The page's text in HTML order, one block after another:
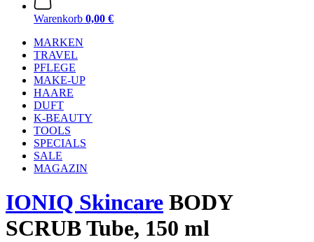
Warenkorb 0,00 €
MARKEN
TRAVEL
PFLEGE
MAKE-UP
HAARE
DUFT
K-BEAUTY
TOOLS
SPECIALS
SALE
MAGAZIN
IONIQ Skincare BODY
SCRUB Tube, 150 ml